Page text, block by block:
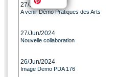
27/Jun/2024
A venir Démo Pratiques des Arts
27/Jun/2024
Nouvelle collaboration
26/Jun/2024
Image Demo PDA 176